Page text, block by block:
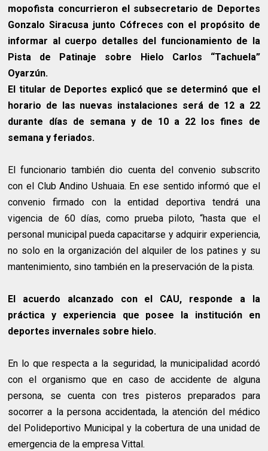
mopofista concurrieron el subsecretario de Deportes
Gonzalo Siracusa junto Cófreces con el propósito de
informar al cuerpo detalles del funcionamiento de la
Pista de Patinaje sobre Hielo Carlos “Tachuela”
Oyarzún.
El titular de Deportes explicó que se determinó que el
horario de las nuevas instalaciones será de 12 a 22
durante días de semana y de 10 a 22 los fines de
semana y feriados.
El funcionario también dio cuenta del convenio subscrito
con el Club Andino Ushuaia. En ese sentido informó que el
convenio firmado con la entidad deportiva tendrá una
vigencia de 60 días, como prueba piloto, “hasta que el
personal municipal pueda capacitarse y adquirir experiencia,
no solo en la organización del alquiler de los patines y su
mantenimiento, sino también en la preservación de la pista.
El acuerdo alcanzado con el CAU, responde a la
práctica y experiencia que posee la institución en
deportes invernales sobre hielo.
En lo que respecta a la seguridad, la municipalidad acordó
con el organismo que en caso de accidente de alguna
persona, se cuenta con tres pisteros preparados para
socorrer a la persona accidentada, la atención del médico
del Polideportivo Municipal y la cobertura de una unidad de
emergencia de la empresa Vittal.